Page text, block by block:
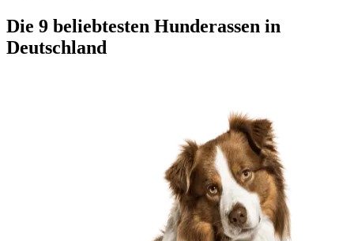
Die 9 beliebtesten Hunderassen in
Deutschland